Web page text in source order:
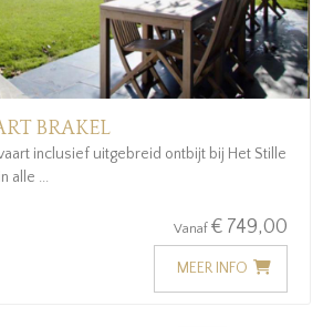
BRAKEL
inclusief uitgebreid ontbijt bij Het Stille
alle ...
Vanaf € 749,00
MEER INFO